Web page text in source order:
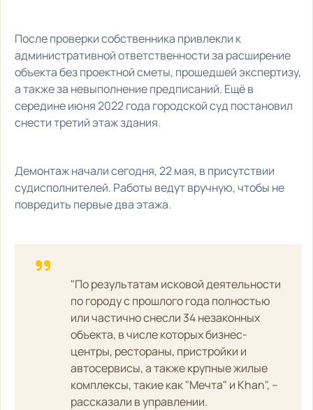
После проверки собственника привлекли к
административной ответственности за расширение
объекта без проектной сметы, прошедшей экспертизу,
а также за невыполнение предписаний. Ещё в
середине июня 2022 года городской суд постановил
снести третий этаж здания.
Демонтаж начали сегодня, 22 мая, в присутствии
судисполнителей. Работы ведут вручную, чтобы не
повредить первые два этажа.
"По результатам исковой деятельности
по городу с прошлого года полностью
или частично снесли 34 незаконных
объекта, в числе которых бизнес-
центры, рестораны, пристройки и
автосервисы, а также крупные жилые
комплексы, такие как "Мечта" и Khan", –
рассказали в управлении.